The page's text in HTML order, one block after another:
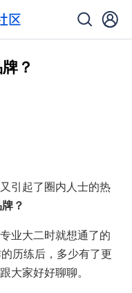
？
引起了圈内人士的热
？
业大二时就想通了的
历练后，多少有了更
大家好好聊聊。